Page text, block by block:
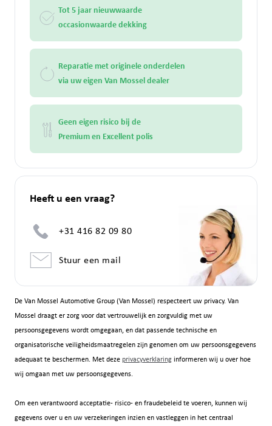
De Van Mossel Automotive Group (Van Mossel) respecteert uw privacy. Van
Mossel draagt er zorg voor dat vertrouwelijk en zorgvuldig met uw
persoonsgegevens wordt omgegaan, en dat passende technische en
organisatorische veiligheidsmaatregelen zijn genomen om uw persoonsgegevens
adequaat te beschermen. Met deze privacyverklaringinformeren wij u over hoe
wij omgaan met uw persoonsgegevens.
Om een verantwoord acceptatie- risico- en fraudebeleid te voeren, kunnen wij
gegevens over u en uw verzekeringen inzien en vastleggen in het centraal
Tot 5 jaar nieuwwaarde
occasionwaarde dekking
Reparatie met originele onderdelen
via uw eigen Van Mossel dealer
Geen eigen risico bij de
Premium en Excellent polis
Heeft u een vraag?
+31 416 82 09 80
Stuur een mail